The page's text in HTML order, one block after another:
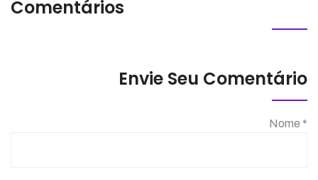
Comentários
Envie Seu Comentário
Nome *